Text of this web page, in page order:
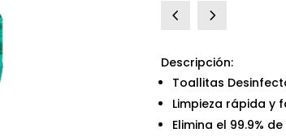
4 5
Descripción:
Toallitas
Limpieza rápida y
Elimina el 99.9%